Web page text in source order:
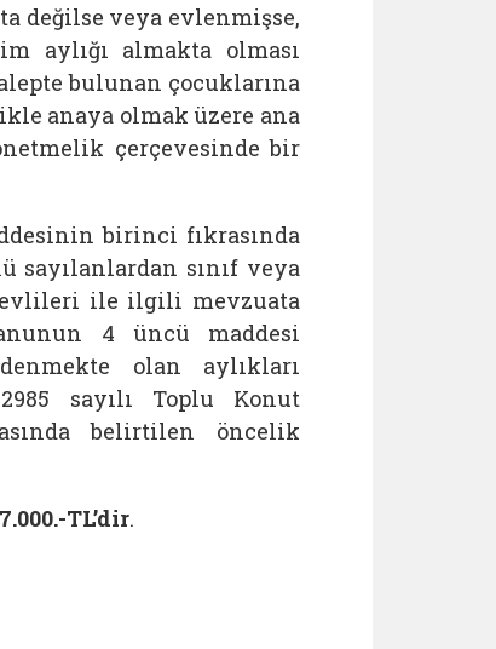
değilse veya evlenmişse,
aylığı almakta olması
bulunan çocuklarına
anaya olmak üzere ana
çerçevesinde bir
birinci fıkrasında
sınıf veya
ile ilgili mevzuata
4 üncü maddesi
olan aylıkları
sayılı Toplu Konut
belirtilen öncelik
TL’dir.